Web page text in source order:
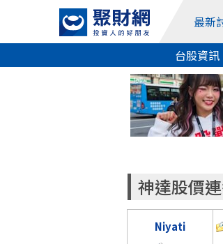
最新
台股資訊
神達股價
Niyati